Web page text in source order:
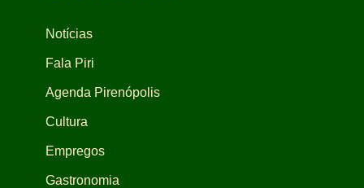
Notícias
Fala Piri
Agenda Pirenópolis
Cultura
Empregos
Gastronomia